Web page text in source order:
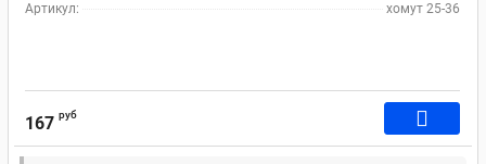
Артикул:
хомут 25-36
167 руб